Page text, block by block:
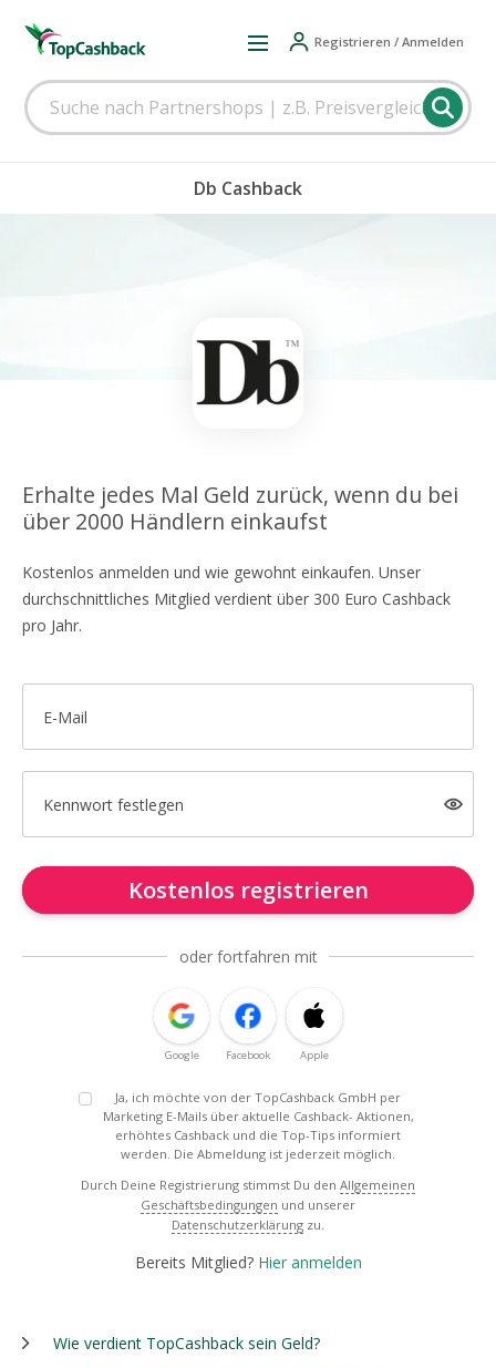
Registrieren / Anmelden
Db Cashback
Erhalte jedes Mal Geld zurück, wenn du bei
über 2000 Händlern einkaufst
Kostenlos anmelden und wie gewohnt einkaufen. Unser
durchschnittliches Mitglied verdient über 300 Euro Cashback
pro Jahr.
E-Mail
Kennwort festlegen
Kostenlos registrieren
oder fortfahren mit
Google Facebook Apple
Ja, ich möchte von der TopCashback GmbH per
Marketing E-Mails über aktuelle Cashback- Aktionen,
erhöhtes Cashback und die Top-Tips informiert
werden. Die Abmeldung ist jederzeit möglich.
Durch Deine Registrierung stimmst Du den Allgemeinen
Geschäftsbedingungen und unserer
Datenschutzerklärung zu.
Bereits Mitglied? Hier anmelden
Wie verdient TopCashback sein Geld?